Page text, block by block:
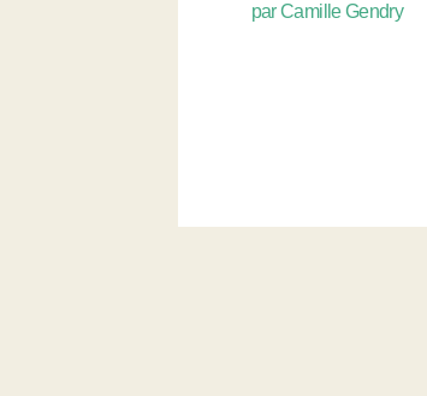
par Camille Gendry